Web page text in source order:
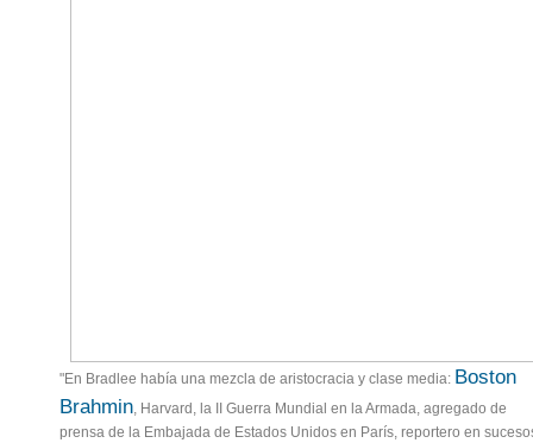
"En Bradlee había una mezcla de aristocracia y clase media: Boston
Brahmin, Harvard, la II Guerra Mundial en la Armada, agregado de
prensa de la Embajada de Estados Unidos en París, reportero en